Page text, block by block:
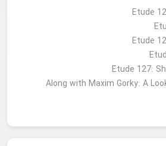
Etude
Etude
Étude 127:
Along with Maxim Gorky: A